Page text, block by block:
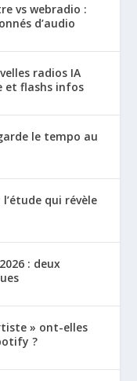
vs webradio :
d’audio
radios IA
et flashs infos
le tempo au
qui révèle
: deux
» ont-elles
?